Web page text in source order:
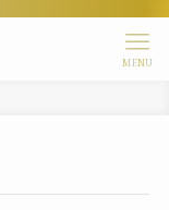
MENU